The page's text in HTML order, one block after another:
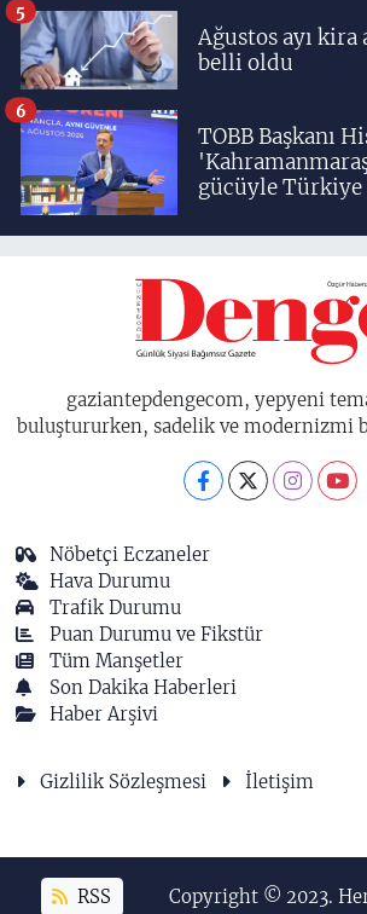
Ağustos ayı kira
belli oldu
5
TOBB Başkanı
gücüyle
birisidir'
6
gaziantepdengecom, yepyeni
buluştururken, sadelik ve modernizmi
Nöbetçi Eczaneler
Hava Durumu
Trafik Durumu
Puan Durumu ve Fikstür
Tüm Manşetler
Son Dakika Haberleri
Haber Arşivi
Gizlilik Sözleşmesi İletişim
RSS Copyright © 2023. Her